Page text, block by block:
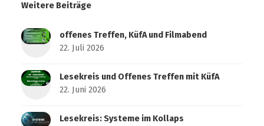
Weitere Beiträge
offenes Treffen, KüfA und Filmabend
22. Juli 2026
Lesekreis und Offenes Treffen mit KüfA
22. Juni 2026
Lesekreis: Systeme im Kollaps